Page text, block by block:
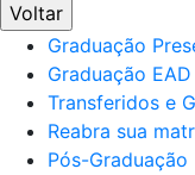
Voltar
Graduação
Graduação
Transferidos e
Reabra sua
Pós-Graduação